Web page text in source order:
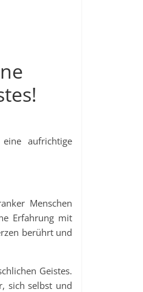
aufrichtige
Menschen
Erfahrung mit
berührt und
Geistes.
sich selbst und